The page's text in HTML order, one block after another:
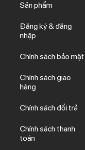
Sản phẩm
Đăng ký & đăng
nhập
Chính sách bảo mật
Chính sách giao
hàng
Chính sách đổi trả
Chính sách thanh
toán